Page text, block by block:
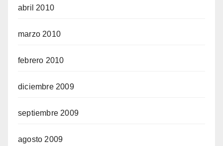
abril 2010
marzo 2010
febrero 2010
diciembre 2009
septiembre 2009
agosto 2009